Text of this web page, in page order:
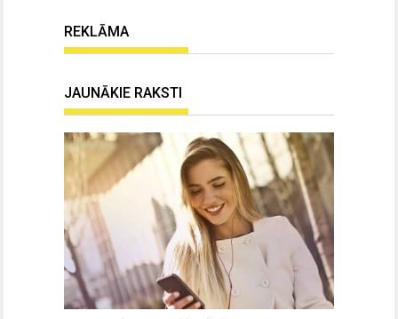
REKLĀMA
JAUNĀKIE RAKSTI